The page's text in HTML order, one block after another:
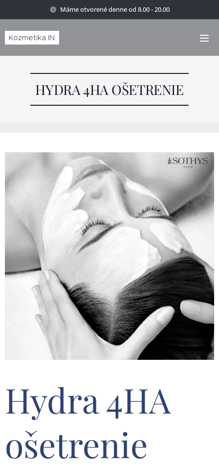
Máme otvorené denne od 8.00 - 20.00
Kozmetika IN
HYDRA 4HA OŠETRENIE
Hydra 4HA
ošetrenie